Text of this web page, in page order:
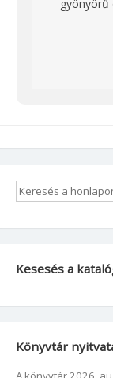
gyönyörű
Kesesés a
Könyvtár